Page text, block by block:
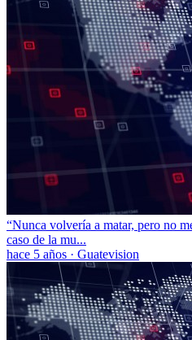
“Nunca volvería a matar, pero no
caso de la mu...
hace 5 años · Guatevision